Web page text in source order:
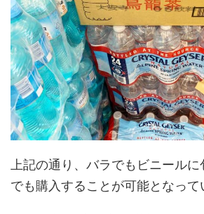
上記の通り、バラでもビニール
でも購入することが可能となって